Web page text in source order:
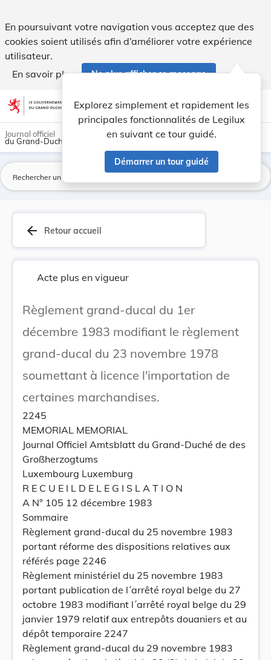
En poursuivant votre navigation vous acceptez que des
cookies soient utilisés afin d’améliorer votre expérience
utilisateur.
En savoir plus
Ne plus afficher ce message
Aller au contenu account_circle help Aide
Explorez simplement et rapidement les
principales fonctionnalités de Legilux
en suivant ce tour guidé.
Démarrer un tour guidé
light_mode dark_mode
Journal officiel
du Grand-Duché de Luxembourg
arrow_back Retour accueil
Acte plus en vigueur
Règlement grand-ducal du 1er
décembre 1983 modifiant le règlement
grand-ducal du 23 novembre 1978
soumettant à licence l'importation de
certaines marchandises.
2245
MEMORIAL MEMORIAL
Journal Officiel Amtsblatt du Grand-Duché de des
Großherzogtums
Luxembourg Luxemburg
R E C U E I L D E L E G I S L A T I O N
A N° 105 12 décembre 1983
Sommaire
Règlement grand-ducal du 25 novembre 1983
portant réforme des dispositions relatives aux
référés page 2246
Règlement ministériel du 25 novembre 1983
portant publication de l´arrêté royal belge du 27
octobre 1983 modifiant l´arrêté royal belge du 29
janvier 1979 relatif aux entrepôts douaniers et au
dépôt temporaire 2247
Règlement grand-ducal du 29 novembre 1983